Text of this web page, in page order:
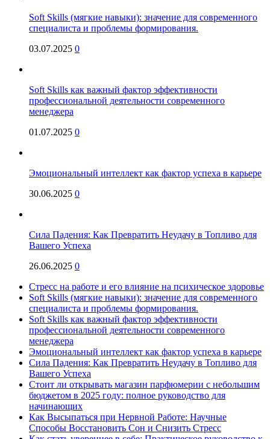
Soft Skills (мягкие навыки): значение для современного
специалиста и проблемы формирования.
03.07.2025 0
Soft Skills как важный фактор эффективности
профессиональной деятельности современного
менеджера
01.07.2025 0
Эмоциональный интеллект как фактор успеха в карьере
30.06.2025 0
Сила Падения: Как Превратить Неудачу в Топливо для
Вашего Успеха
26.06.2025 0
Стресс на работе и его влияние на психическое здоровье
Soft Skills (мягкие навыки): значение для современного
специалиста и проблемы формирования.
Soft Skills как важный фактор эффективности
профессиональной деятельности современного
менеджера
Эмоциональный интеллект как фактор успеха в карьере
Сила Падения: Как Превратить Неудачу в Топливо для
Вашего Успеха
Стоит ли открывать магазин парфюмерии с небольшим
бюджетом в 2025 году: полное руководство для
начинающих
Как Высыпаться при Нервной Работе: Научные
Способы Восстановить Сон и Снизить Стресс